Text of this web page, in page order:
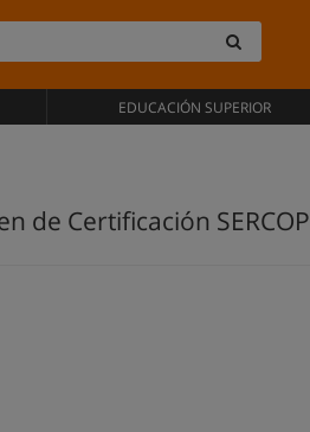
EDUCACIÓN SUPERIOR
de Certificación SERCOP